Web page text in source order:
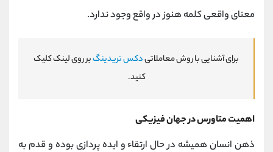
معنای واقعی کلمه هنوز در واقع وجود ندارد.
برای آشنایی با روش معاملاتیدکس تریدینگبر روی لینک کلیک
کنید.
اهمیت متاورس در جهان فیزیکی
ذهن انسان همیشه در حال ارتقاء و ایده پردازی بوده و قدم به